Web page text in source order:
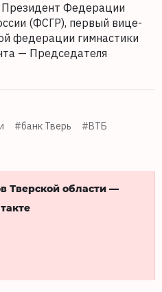
Президент Федерации
(ФСГР), первый вице-
федерации гимнастики
— Председателя
#банк Тверь
#ВТБ
Тверской области —